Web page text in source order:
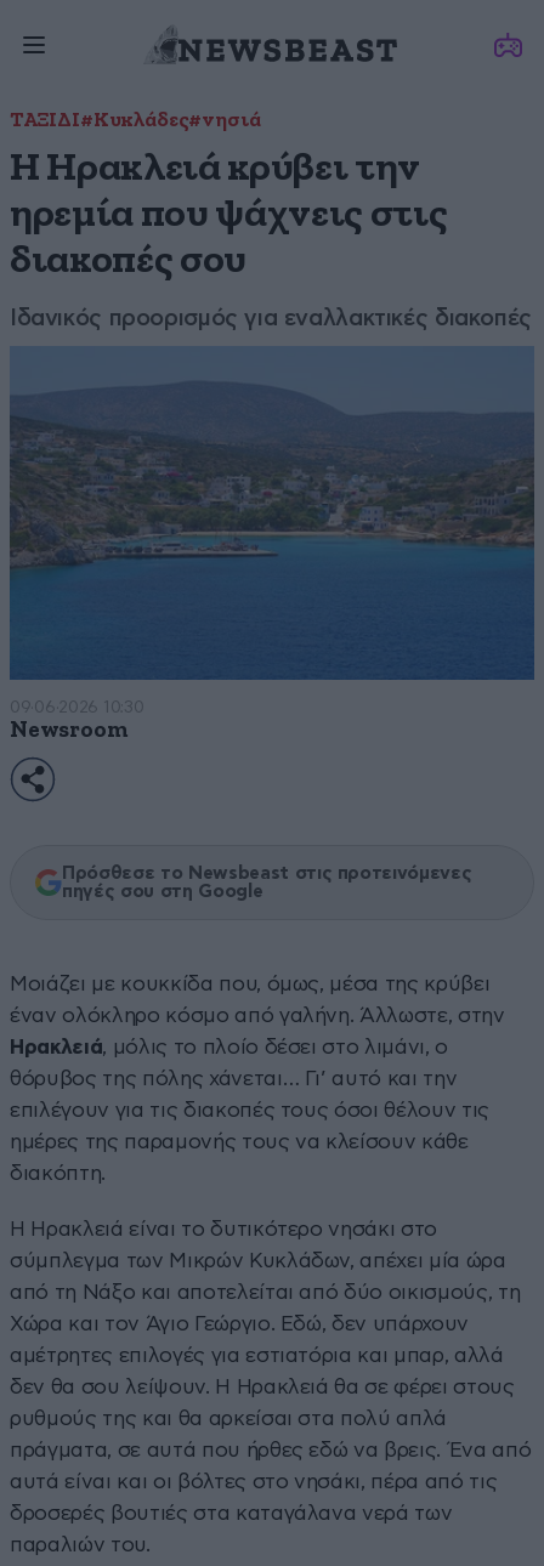
ΤΑΞΙΔΙ#Κυκλάδες#νησιά
Η Ηρακλειά κρύβει την
ηρεμία που ψάχνεις στις
διακοπές σου
Ιδανικός προορισμός για εναλλακτικές διακοπές
09·06·2026 10:30
Newsroom
Πρόσθεσε το Newsbeast στις προτεινόμενες
πηγές σου στη Google
Μοιάζει με κουκκίδα που, όμως, μέσα της κρύβει
έναν ολόκληρο κόσμο από γαλήνη. Άλλωστε, στην
Ηρακλειά, μόλις το πλοίο δέσει στο λιμάνι, ο
θόρυβος της πόλης χάνεται… Γι’ αυτό και την
επιλέγουν για τις διακοπές τους όσοι θέλουν τις
ημέρες της παραμονής τους να κλείσουν κάθε
διακόπτη.
Η Ηρακλειά είναι το δυτικότερο νησάκι στο
σύμπλεγμα των Μικρών Κυκλάδων, απέχει μία ώρα
από τη Νάξο και αποτελείται από δύο οικισμούς, τη
Χώρα και τον Άγιο Γεώργιο. Εδώ, δεν υπάρχουν
αμέτρητες επιλογές για εστιατόρια και μπαρ, αλλά
δεν θα σου λείψουν. Η Ηρακλειά θα σε φέρει στους
ρυθμούς της και θα αρκείσαι στα πολύ απλά
πράγματα, σε αυτά που ήρθες εδώ να βρεις. Ένα από
αυτά είναι και οι βόλτες στο νησάκι, πέρα από τις
δροσερές βουτιές στα καταγάλανα νερά των
παραλιών του.